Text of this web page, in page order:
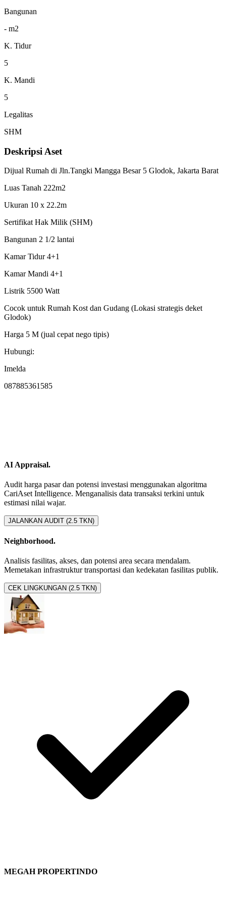
Bangunan
- m2
K. Tidur
5
K. Mandi
5
Legalitas
SHM
Deskripsi Aset
Dijual Rumah di Jln.Tangki Mangga Besar 5 Glodok, Jakarta Barat
Luas Tanah 222m2
Ukuran 10 x 22.2m
Sertifikat Hak Milik (SHM)
Bangunan 2 1/2 lantai
Kamar Tidur 4+1
Kamar Mandi 4+1
Listrik 5500 Watt
Cocok untuk Rumah Kost dan Gudang (Lokasi strategis deket
Glodok)
Harga 5 M (jual cepat nego tipis)
Hubungi:
Imelda
087885361585
AI Appraisal.
Audit harga pasar dan potensi investasi menggunakan algoritma
CariAset Intelligence. Menganalisis data transaksi terkini untuk
estimasi nilai wajar.
JALANKAN AUDIT (2.5 TKN)
Neighborhood.
Analisis fasilitas, akses, dan potensi area secara mendalam.
Memetakan infrastruktur transportasi dan kedekatan fasilitas publik.
CEK LINGKUNGAN (2.5 TKN)
MEGAH PROPERTINDO